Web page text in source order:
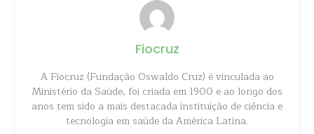
Fiocruz
A Fiocruz (Fundação Oswaldo Cruz) é vinculada ao
Ministério da Saúde, foi criada em 1900 e ao longo dos
anos tem sido a mais destacada instituição de ciência e
tecnologia em saúde da América Latina.